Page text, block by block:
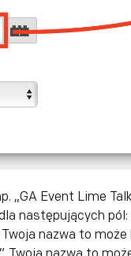
„GA Event Lime
następujących pól:
Twoja nazwa to